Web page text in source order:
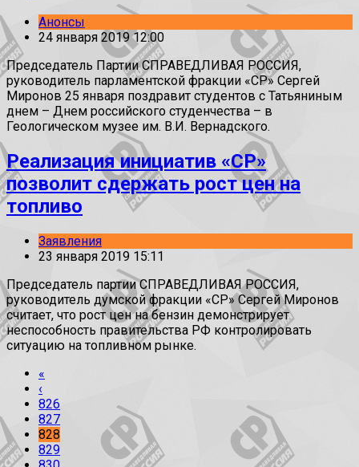
Анонсы
24 января 2019 12:00
Председатель Партии СПРАВЕДЛИВАЯ РОССИЯ,
руководитель парламентской фракции «СР» Сергей
Миронов 25 января поздравит студентов с Татьяниным
днем – Днем российского студенчества – в
Геологическом музее им. В.И. Вернадского.
Реализация инициатив «СР»
позволит сдержать рост цен на
топливо
Заявления
23 января 2019 15:11
Председатель партии СПРАВЕДЛИВАЯ РОССИЯ,
руководитель думской фракции «СР» Сергей Миронов
считает, что рост цен на бензин демонстрирует
неспособность правительства РФ контролировать
ситуацию на топливном рынке.
«
‹
826
827
828
829